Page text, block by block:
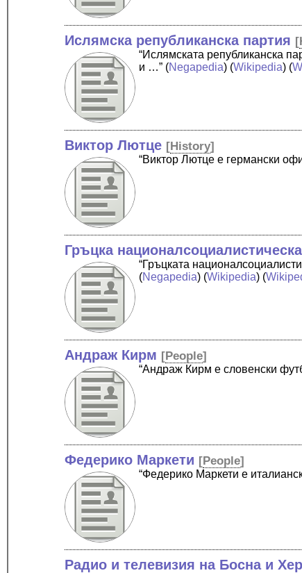
Ислямска републиканска партия [
“Ислямската републиканска
и …” (Negapedia) (Wikipedia) (
Виктор Лютце [History]
“Виктор Лютце е германски
Гръцка
“Гръцката
(Negapedia) (Wikipedia) (
Андраж Кирм [People]
“Андраж Кирм е словенски
Федерико Маркети [People]
“Федерико Маркети е
Радио и телевизия на Босна и